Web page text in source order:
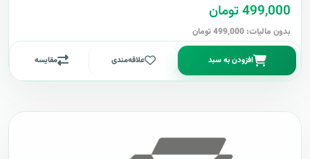
499,000 تومان
بدون مالیات: 499,000 تومان
افزودن به سبد علاقه‌مندی مقایسه